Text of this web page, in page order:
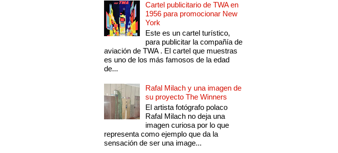
Cartel publicitario de TWA en
1956 para promocionar New
York
Este es un cartel turístico,
para publicitar la compañía de
aviación de TWA . El cartel que muestras
es uno de los más famosos de la edad
de...
Rafal Milach y una imagen de
su proyecto The Winners
El artista fotógrafo polaco
Rafal Milach no deja una
imagen curiosa por lo que
representa como ejemplo que da la
sensación de ser una image...